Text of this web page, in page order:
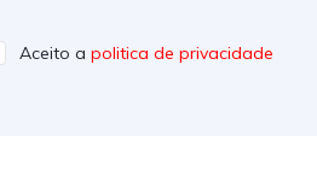
Aceito a politica de privacidade